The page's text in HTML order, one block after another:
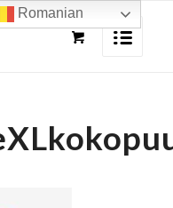
Romanian